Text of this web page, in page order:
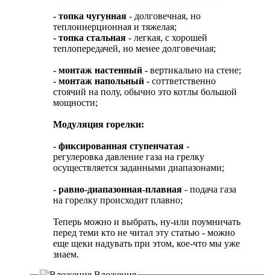
- топка чугунная - долговечная, но
теплоинерционная и тяжелая;
- топка стальная - легкая, с хорошей
теплопередачей, но менее долговечная;
- монтаж настенный - вертикально на стене;
- монтаж напольный - соттветственно
стоячий на полу, обычно это котлы большой
мощности;
Модуляция горелки:
- фиксированная ступенчатая -
регулеровка давление газа на грелку
осуществляется заданными диапазонами;
- равно-диапазонная-плавная - подача газа
на горелку происходит плавно;
Теперь можно и выбрать, ну-или поумничать
перед теми кто не читал эту статью - можно
еще щеки надувать при этом, кое-что мы уже
знаем.